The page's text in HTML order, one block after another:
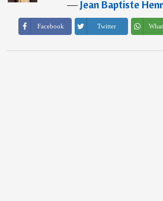
―Jean Baptiste
Facebook Twitter